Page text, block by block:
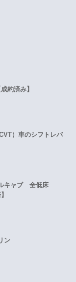
約済み】
）車のシフトレバ
キャブ 全低床
ン